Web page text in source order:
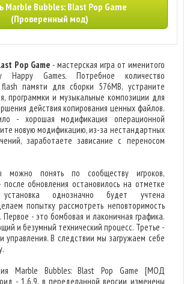
Marble Bubbles: Blast Pop Game
(Проверенный мод)
Pop Game - мастерская игра от именитого
Happy Games. Потребное количество
памяти для сборки 576MB, устраните
программки и музыкальные композиции для
действия копирования ценных файлов.
- хорошая модификация операционной
новую модификацию, из-за нестандартных
заработаете зависание с переносом
можно понять по сообществу игроков,
после обновления остановилось на отметке
однозначно будет учтена
попытку рассмотреть неповторимость
- это бомбовая и лаконичная графика.
и безумный технический процесс. Третье -
управления. В следствии мы загружаем себе
Marble Bubbles: Blast Pop Game [МОД
- 1.6.9, в переделанной версии изменены